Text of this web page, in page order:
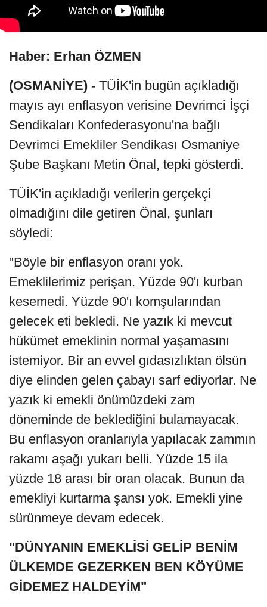
Haber: Erhan ÖZMEN
(OSMANİYE) - TÜİK'in bugün açıkladığı
mayıs ayı enflasyon verisine Devrimci İşçi
Sendikaları Konfederasyonu'na bağlı
Devrimci Emekliler Sendikası Osmaniye
Şube Başkanı Metin Önal, tepki gösterdi.
TÜİK'in açıkladığı verilerin gerçekçi
olmadığını dile getiren Önal, şunları
söyledi:
"Böyle bir enflasyon oranı yok.
Emeklilerimiz perişan. Yüzde 90'ı kurban
kesemedi. Yüzde 90'ı komşularından
gelecek eti bekledi. Ne yazık ki mevcut
hükümet emeklinin normal yaşamasını
istemiyor. Bir an evvel gıdasızlıktan ölsün
diye elinden gelen çabayı sarf ediyorlar. Ne
yazık ki emekli önümüzdeki zam
döneminde de beklediğini bulamayacak.
Bu enflasyon oranlarıyla yapılacak zammın
rakamı aşağı yukarı belli. Yüzde 15 ila
yüzde 18 arası bir oran olacak. Bunun da
emekliyi kurtarma şansı yok. Emekli yine
sürünmeye devam edecek.
"DÜNYANIN EMEKLİSİ GELİP BENİM
ÜLKEMDE GEZERKEN BEN KÖYÜME
GİDEMEZ HALDEYİM"